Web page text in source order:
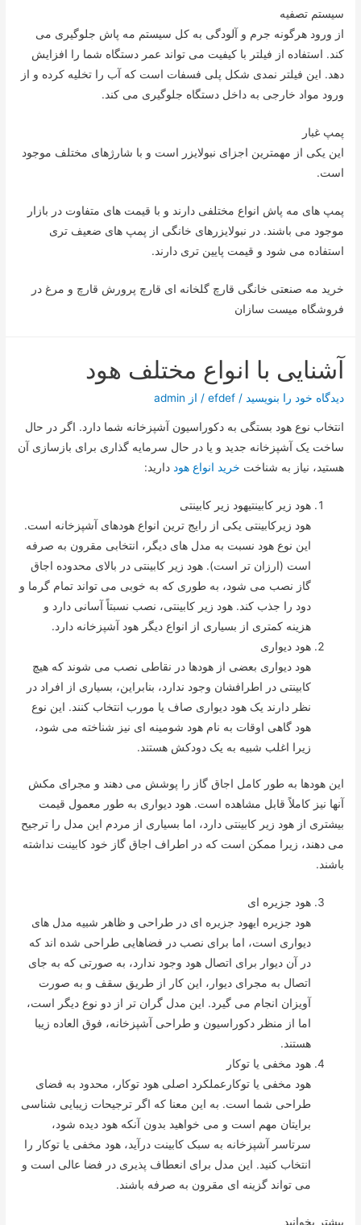
سیستم تصفیه
از ورود هرگونه جرم و آلودگی به کل سیستم مه پاش جلوگیری می
کند. استفاده از فیلتر با کیفیت می تواند عمر دستگاه شما را افزایش
دهد. این فیلتر نمدی شکل پلی فسفات است که آب را تخلیه کرده و از
ورود مواد خارجی به داخل دستگاه جلوگیری می کند.
پمپ غبار
این یکی از مهمترین اجزای نبولایزر است و با شارژهای مختلف موجود
است.
پمپ های مه پاش انواع مختلفی دارند و با قیمت های متفاوت در بازار
موجود می باشند. در نبولایزرهای خانگی از پمپ های ضعیف تری
استفاده می شود و قیمت پایین تری دارند.
خرید مه صنعتی خانگی قارچ گلخانه ای قارچ پرورش قارچ و مرغ در
فروشگاه میست سازان
آشنایی با انواع مختلف هود
دیدگاه‌ خود را بنویسید /
efdef / از admin
انتخاب نوع هود بستگی به دکوراسیون آشپزخانه شما دارد. اگر در حال
ساخت یک آشپزخانه جدید و یا در حال سرمایه گذاری برای بازسازی آن
هستید، نیاز به شناخت خرید انواع هود دارید:
هود زیر کابینتیهود زیر کابینتی
هود زیرکابینتی یکی از رایج ترین انواع هودهای آشپزخانه است.
این نوع هود نسبت به مدل های دیگر، انتخابی مقرون به صرفه
است (ارزان تر است). هود زیر کابینتی در بالای محدوده اجاق
گاز نصب می شود، به طوری که به خوبی می تواند تمام گرما و
دود را جذب کند. هود زیر کابینتی، نصب نسبتاً آسانی دارد و
هزینه کمتری از بسیاری از انواع دیگر هود آشپزخانه دارد.
هود دیواری
هود دیواری بعضی از هودها در نقاطی نصب می شوند که هیچ
کابینتی در اطرافشان وجود ندارد، بنابراین، بسیاری از افراد در
نظر دارند یک هود دیواری صاف یا مورب انتخاب کنند. این نوع
هود گاهی اوقات به نام هود شومینه ای نیز شناخته می شود،
زیرا اغلب شبیه به یک دودکش هستند.
این هودها به طور کامل اجاق گاز را پوشش می دهند و مجرای مکش
آنها نیز کاملاً قابل مشاهده است. هود دیواری به طور معمول قیمت
بیشتری از هود زیر کابینتی دارد، اما بسیاری از مردم این مدل را ترجیح
می دهند، زیرا ممکن است که در اطراف اجاق گاز خود کابینت نداشته
باشند.
هود جزیره ای
هود جزیره ایهود جزیره ای در طراحی و ظاهر شبیه مدل های
دیواری است، اما برای نصب در فضاهایی طراحی شده اند که
در آن دیوار برای اتصال هود وجود ندارد، به صورتی که به جای
اتصال به مجرای دیوار، این کار از طریق سقف و به صورت
آویزان انجام می گیرد. این مدل گران تر از دو نوع دیگر است،
اما از منظر دکوراسیون و طراحی آشپزخانه، فوق العاده زیبا
هستند.
هود مخفی یا توکار
هود مخفی یا توکارعملکرد اصلی هود توکار، محدود به فضای
طراحی شما است. به این معنا که اگر ترجیحات زیبایی شناسی
برایتان مهم است و می خواهید بدون آنکه هود دیده شود،
سرتاسر آشپزخانه به سبک کابینت درآید، هود مخفی یا توکار را
انتخاب کنید. این مدل برای انعطاف پذیری در فضا عالی است و
می تواند گزینه ای مقرون به صرفه باشند.
بیشتر بخوانید